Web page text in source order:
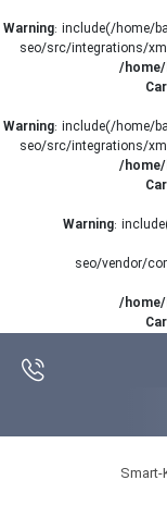
Warning: include(/home/
seo/src/integrations/
/
Warning: include(/home/
seo/src/integrations/
/
Warning:
seo/vendor/
/